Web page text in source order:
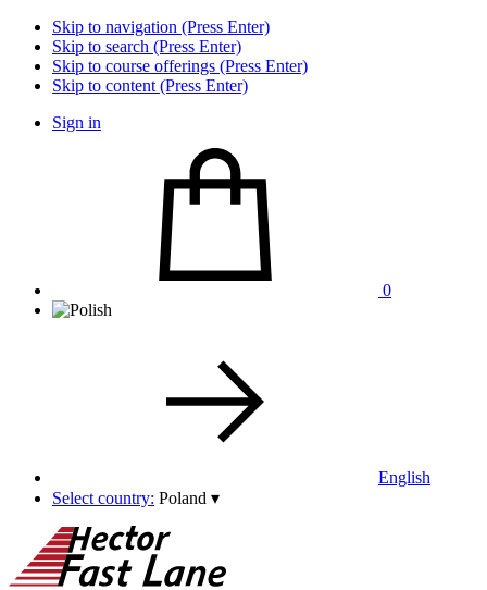
Skip to navigation (Press Enter)
Skip to search (Press Enter)
Skip to course offerings (Press Enter)
Skip to content (Press Enter)
Sign in
0
English
Select country: Poland ▾